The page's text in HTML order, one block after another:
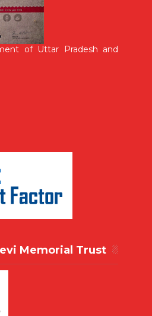
of Uttar Pradesh and
Memorial Trust